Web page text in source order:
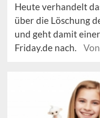
Heute verhandelt
über die Löschung
und geht damit
Friday.de nach.